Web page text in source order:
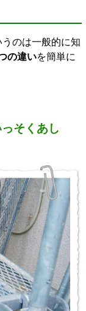
うのは一般的に知
の違いを簡単に
そくあし